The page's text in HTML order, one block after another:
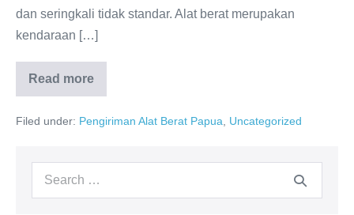
dan seringkali tidak standar. Alat berat merupakan
kendaraan […]
Read more
Ekspedisi
Pengiriman
Berat
Filed under: Pengiriman Alat Berat Papua Uncategorized
Search